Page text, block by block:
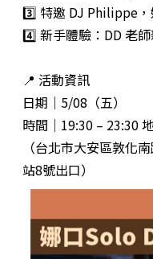
3️⃣ 特邀 DJ Philippe
4️⃣ 新手體驗：DD 老
📍 活動資訊
日期｜5/08（五）
時間｜19:30 – 23:30
（台北市大安區敦化
站8號出口）